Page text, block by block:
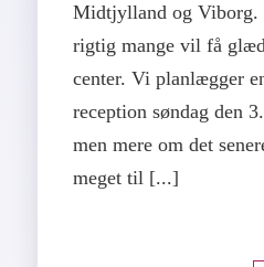
Midtjylland og Viborg.
rigtig mange vil få
center. Vi planlægger
reception søndag den
men mere om det
meget til [...]